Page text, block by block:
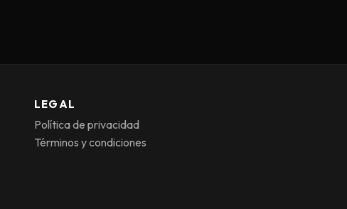
LEGAL
Política de privacidad
Términos y condiciones